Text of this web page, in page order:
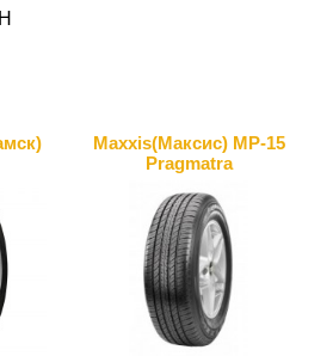
H
Maxxis(Максис) MP-15
Pragmatra